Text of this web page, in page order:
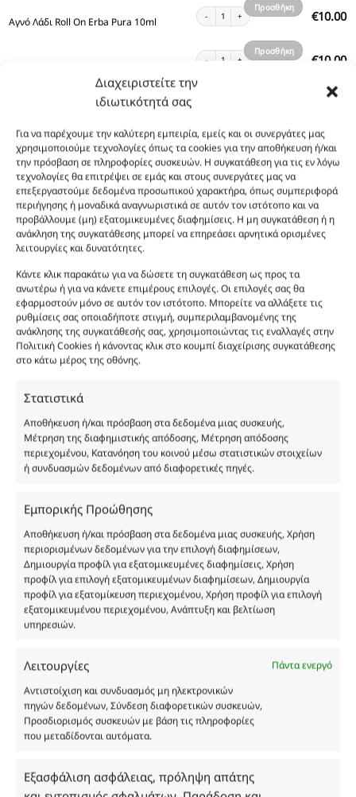
Διαχειριστείτε την
ιδιωτικότητά σας
Για να παρέχουμε την καλύτερη εμπειρία, εμείς και οι συνεργάτες μας
χρησιμοποιούμε τεχνολογίες όπως τα cookies για την αποθήκευση ή/και
την πρόσβαση σε πληροφορίες συσκευών. Η συγκατάθεση για τις εν λόγω
τεχνολογίες θα επιτρέψει σε εμάς και στους συνεργάτες μας να
επεξεργαστούμε δεδομένα προσωπικού χαρακτήρα, όπως συμπεριφορά
περιήγησης ή μοναδικά αναγνωριστικά σε αυτόν τον ιστότοπο και να
προβάλλουμε (μη) εξατομικευμένες διαφημίσεις. Η μη συγκατάθεση ή η
ανάκληση της συγκατάθεσης μπορεί να επηρεάσει αρνητικά ορισμένες
λειτουργίες και δυνατότητες.
Κάντε κλικ παρακάτω για να δώσετε τη συγκατάθεση ως προς τα
ανωτέρω ή για να κάνετε επιμέρους επιλογές. Οι επιλογές σας θα
εφαρμοστούν μόνο σε αυτόν τον ιστότοπο. Μπορείτε να αλλάξετε τις
ρυθμίσεις σας οποιαδήποτε στιγμή, συμπεριλαμβανομένης της
ανάκλησης της συγκατάθεσής σας, χρησιμοποιώντας τις εναλλαγές στην
Πολιτική Cookies ή κάνοντας κλικ στο κουμπί διαχείρισης συγκατάθεσης
στο κάτω μέρος της οθόνης.
Στατιστικά
Αποθήκευση ή/και πρόσβαση στα δεδομένα μιας συσκευής,
Μέτρηση της διαφημιστικής απόδοσης, Μέτρηση απόδοσης
περιεχομένου, Κατανόηση του κοινού μέσω στατιστικών στοιχείων
ή συνδυασμών δεδομένων από διαφορετικές πηγές.
Εμπορικής Προώθησης
Αποθήκευση ή/και πρόσβαση στα δεδομένα μιας συσκευής, Χρήση
περιορισμένων δεδομένων για την επιλογή διαφημίσεων,
Δημιουργία προφίλ για εξατομικευμένες διαφημίσεις, Χρήση
προφίλ για επιλογή εξατομικευμένων διαφημίσεων, Δημιουργία
προφίλ για εξατομίκευση περιεχομένου, Χρήση προφίλ για επιλογή
εξατομικευμένου περιεχομένου, Ανάπτυξη και βελτίωση
υπηρεσιών.
Λειτουργίες
Πάντα ενεργό
Αντιστοίχιση και συνδυασμός μη ηλεκτρονικών
πηγών δεδομένων, Σύνδεση διαφορετικών συσκευών,
Προσδιορισμός συσκευών με βάση τις πληροφορίες
που μεταδίδονται αυτόματα.
Εξασφάλιση ασφάλειας, πρόληψη απάτης
Αγνό Λάδι Roll On Erba Pura 10ml €10.00
Αγνό Λάδι Roll On Erba Pura 10ml ποσότητα
Προσθήκη
€10.00
Shower Gel Erba Pura 300ml ποσότητα
Προσθήκη
Body Lotion Gold Shimmer Erba Pura 200ml 13.00
Body Lotion Gold Shimmer Erba Pura 200ml
καλάθι
Body Lotion Erba Pura 200ml €12.00
Body Lotion Erba Pura 200ml ποσότητα
Προσθήκη
στο
καλάθι
Body Butter Erba Pura 200ml €12.00
Body Butter Erba Pura 200ml ποσότητα
Προσθήκη
στο
καλάθι
Φύλο:Γυναικεία
Κωδικός προϊόντος :
Νότες:ΓΛΥΚΑ, ΔΡΟΣΕΡΑ, ΚΑΘΑΡΙΟΤΗΤΑΣ, ΠΟΥΔΡΕΝΙΑ, ΦΡΟΥΤΩΔΗ
Εποχές:ΑΝΟΙΞΗ, ΚΑΛΟΚΑΙΡΙ
Αρωματική Νότα:ANIMALIC, FRUITY, POWDERY
Συστατικά: Alcohol Denat, Aqua, PEG-40 Hydrogenated Castor Oil, Parfum,
Benzyl Alcohol, Benzyl Benzoate, Benzyl Salicylate, Cinnamal, Cinnamyl
Alcohol, Citronellol, Coumarin, Evernia Furfuracea Extract, Evernia
Prunastri Extract, Eugenol, Geraniol, Hydroxycitronellal, Isoeugenol,
Οι φωτογραφίες των προϊόντων είναι ενδεικτικές
και δεν είναι προς πώληση το εικονιζόμενο προϊόν.
Σκοπός τους είναι η διευκόλυνση της επιλογής σας.
Σε καμία περίπτωση δεν αντιστοιχούν στα
αυθεντικά αρώματα και δεν ανταποκρίνονται στην
πραγματικότητα. Πρόθεση της επιχείρησης μας δεν
είναι η παραπλάνηση και η εξαπάτηση του
χύμα μορφή και είναι εμπνευσμένα από τα
ονομασίες, οι εικόνες και τα σήματα των
προϊόντων αποτελούν αναφαίρετη και
κατοχυρωμένη εμπορικά ιδιοκτησία των
υπόκεινται σε πνευματικά δικαιώματα.
Με επιφύλαξη κάθε νόμιμου δικαιώματος.